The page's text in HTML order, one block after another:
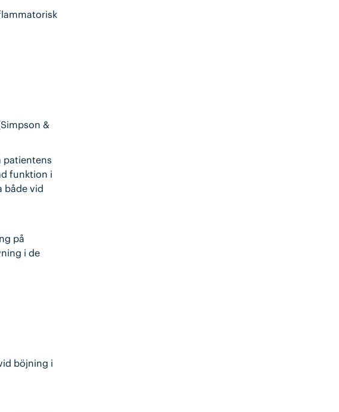
&
patientens
funktion i
både vid
på
i de
böjning i